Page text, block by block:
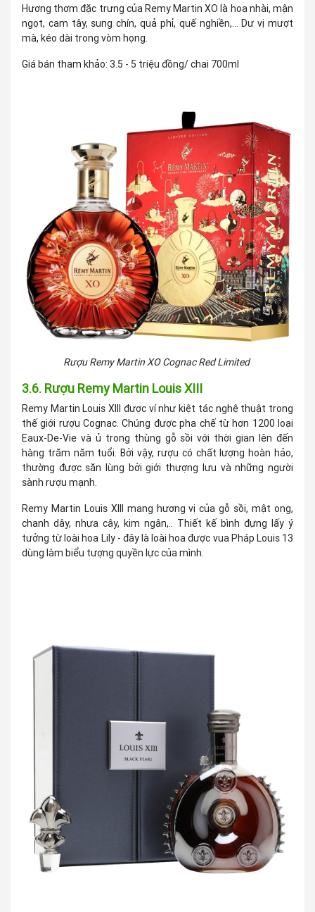
Hương thơm đặc trưng của Remy Martin XO là hoa nhài, mận
ngọt, cam tây, sung chín, quả phỉ, quế nghiền,... Dư vị mượt
mà, kéo dài trong vòm họng.
Giá bán tham khảo: 3.5 - 5 triệu đồng/ chai 700ml
Rượu Remy Martin XO Cognac Red Limited
3.6. Rượu Remy Martin Louis XIII
Remy Martin Louis XIII được ví như kiệt tác nghệ thuật trong
thế giới rượu Cognac. Chúng được pha chế từ hơn 1200 loại
Eaux-De-Vie và ủ trong thùng gỗ sồi với thời gian lên đến
hàng trăm năm tuổi. Bởi vậy, rượu có chất lượng hoàn hảo,
thường được săn lùng bởi giới thượng lưu và những người
sành rượu mạnh.
Remy Martin Louis XIII mang hương vị của gỗ sồi, mật ong,
chanh dây, nhựa cây, kim ngân,.. Thiết kế bình đựng lấy ý
tưởng từ loài hoa Lily - đây là loài hoa được vua Pháp Louis 13
dùng làm biểu tượng quyền lực của mình.